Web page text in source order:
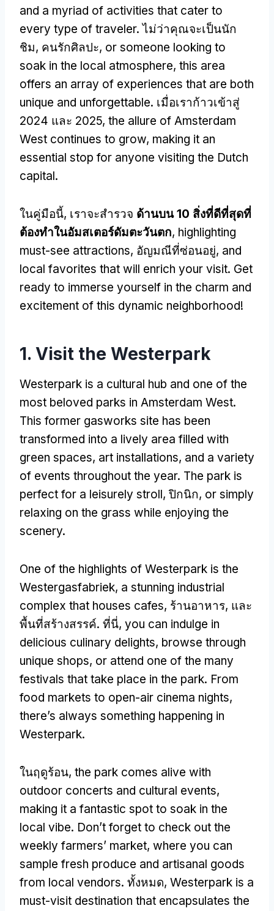
and a myriad of activities that cater to
every type of traveler. ไม่ว่าคุณจะเป็นนัก
ชิม, คนรักศิลปะ, or someone looking to
soak in the local atmosphere, this area
offers an array of experiences that are both
unique and unforgettable. เมื่อเราก้าวเข้าสู่
2024 และ 2025, the allure of Amsterdam
West continues to grow, making it an
essential stop for anyone visiting the Dutch
capital.
ในคู่มือนี้, เราจะสำรวจ ด้านบน 10 สิ่งที่ดีที่สุดที่
ต้องทําในอัมสเตอร์ดัมตะวันตก, highlighting
must-see attractions, อัญมณีที่ซ่อนอยู่, and
local favorites that will enrich your visit. Get
ready to immerse yourself in the charm and
excitement of this dynamic neighborhood!
1. Visit the Westerpark
Westerpark is a cultural hub and one of the
most beloved parks in Amsterdam West.
This former gasworks site has been
transformed into a lively area filled with
green spaces, art installations, and a variety
of events throughout the year. The park is
perfect for a leisurely stroll, ปิกนิก, or simply
relaxing on the grass while enjoying the
scenery.
One of the highlights of Westerpark is the
Westergasfabriek, a stunning industrial
complex that houses cafes, ร้านอาหาร, และ
พื้นที่สร้างสรรค์. ที่นี่, you can indulge in
delicious culinary delights, browse through
unique shops, or attend one of the many
festivals that take place in the park. From
food markets to open-air cinema nights,
there’s always something happening in
Westerpark.
ในฤดูร้อน, the park comes alive with
outdoor concerts and cultural events,
making it a fantastic spot to soak in the
local vibe. Don’t forget to check out the
weekly farmers’ market, where you can
sample fresh produce and artisanal goods
from local vendors. ทั้งหมด, Westerpark is a
must-visit destination that encapsulates the